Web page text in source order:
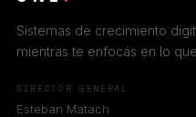
Sistemas de crecimiento
mientras te enfocás en lo
DIRECTOR GENERAL
Esteban Matach